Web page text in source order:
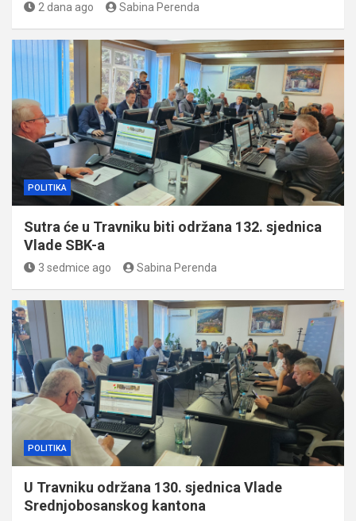
2 dana ago Sabina Perenda
POLITIKA
Sutra će u Travniku biti održana 132. sjednica
Vlade SBK-a
3 sedmice ago Sabina Perenda
POLITIKA
U Travniku održana 130. sjednica Vlade
Srednjobosanskog kantona